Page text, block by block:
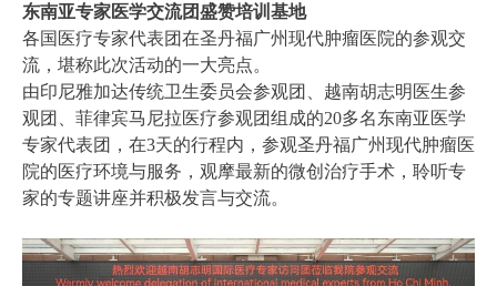
东南亚专家医学交流团盛赞培训基地
各国医疗专家代表团在圣丹福广州现代肿瘤医院的参观交
流，堪称此次活动的一大亮点。
由印尼雅加达传统卫生委员会参观团、越南胡志明医生参
观团、菲律宾马尼拉医疗参观团组成的20多名东南亚医学
专家代表团，在3天的行程内，参观圣丹福广州现代肿瘤医
院的医疗环境与服务，观摩最新的微创治疗手术，聆听专
家的专题讲座并积极发言与交流。